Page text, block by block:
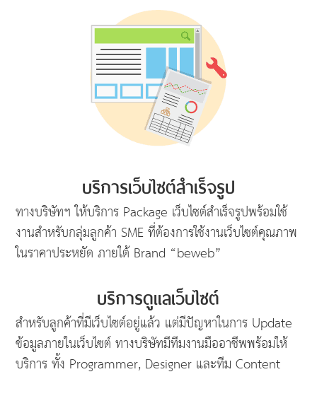
บริการเว็บไซต์สำเร็จรูป
ทางบริษัทฯ ให้บริการ Package เว็บไซต์สำเร็จรูปพร้อมใช้
งานสำหรับกลุ่มลูกค้า SME ที่ต้องการใช้งานเว็บไซต์คุณภาพ
ในราคาประหยัด ภายใต้ Brand “beweb”
บริการดูแลเว็บไซต์
สำหรับลูกค้าที่มีเว็บไซต์อยู่แล้ว แต่มีปัญหาในการ Update
ข้อมูลภายในเว็บไซต์ ทางบริษัทมีทีมงานมืออาชีพพร้อมให้
บริการ ทั้ง Programmer, Designer และทีม Content